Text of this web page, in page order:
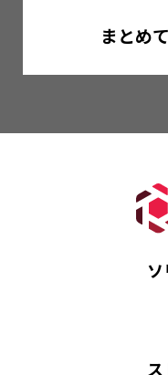
まとめ